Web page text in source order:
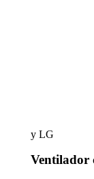
y LG
Ventilador